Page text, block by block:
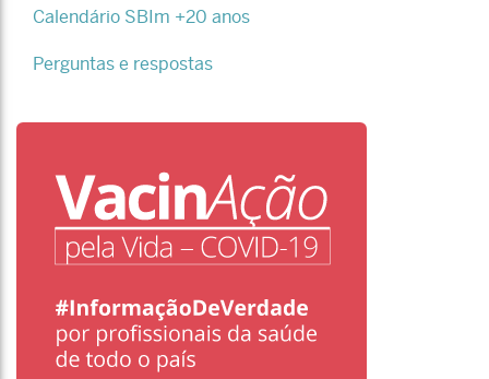
Calendário SBIm +20 anos
Perguntas e respostas